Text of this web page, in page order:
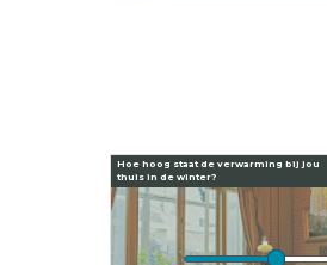
Hoe hoog staat de verwarming bij jou
thuis in de winter?